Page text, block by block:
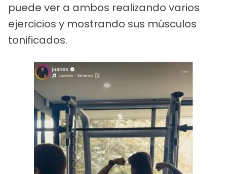
puede ver a ambos realizando varios
ejercicios y mostrando sus músculos
tonificados.